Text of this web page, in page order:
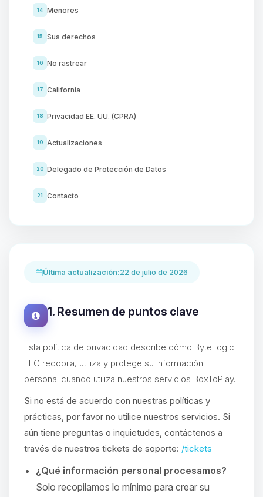
14 Menores
15 Sus derechos
16 No rastrear
17 California
18 Privacidad EE. UU. (CPRA)
19 Actualizaciones
20 Delegado de Protección de Datos
21 Contacto
Última actualización:22 de julio de 2026
1. Resumen de puntos clave
Esta política de privacidad describe cómo ByteLogic
LLC recopila, utiliza y protege su información
personal cuando utiliza nuestros servicios BoxToPlay.
Si no está de acuerdo con nuestras políticas y
prácticas, por favor no utilice nuestros servicios. Si
aún tiene preguntas o inquietudes, contáctenos a
través de nuestros tickets de soporte: /tickets
¿Qué información personal procesamos?
Solo recopilamos lo mínimo para crear su